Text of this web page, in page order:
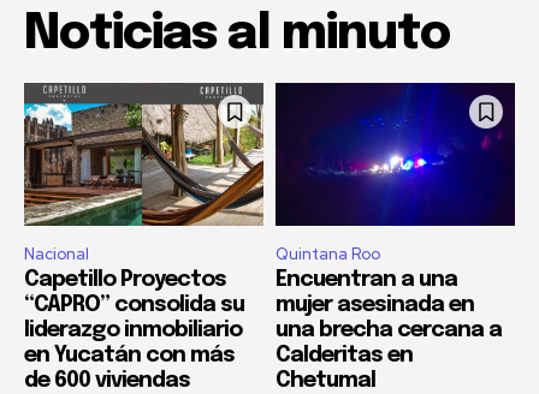
Noticias al minuto
Nacional
Capetillo Proyectos
“CAPRO” consolida su
liderazgo inmobiliario
en Yucatán con más
de 600 viviendas
Quintana Roo
Encuentran a una
mujer asesinada en
una brecha cercana a
Calderitas en
Chetumal